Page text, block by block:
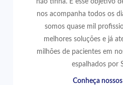
nos acompanha todos os
somos quase mil
melhores soluções e já
milhões de pacientes em
espalhados por
Conheça